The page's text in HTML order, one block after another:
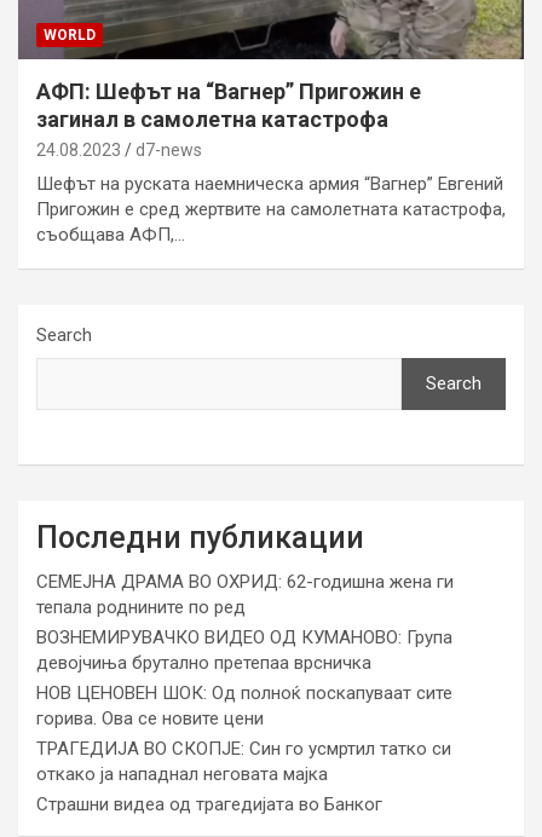
WORLD
АФП: Шефът на “Вагнер” Пригожин е
загинал в самолетна катастрофа
24.08.2023 d7-news
Шефът на руската наемническа армия “Вагнер” Евгений
Пригожин е сред жертвите на самолетната катастрофа,
съобщава АФП,…
Search
Search
Последни публикации
СЕМЕЈНА ДРАМА ВО ОХРИД: 62-годишна жена ги
тепала роднините по ред
ВОЗНЕМИРУВАЧКО ВИДЕО ОД КУМАНОВО: Група
девојчиња брутално претепаа врсничка
НОВ ЦЕНОВЕН ШОК: Од полноќ поскапуваат сите
горива. Ова се новите цени
ТРАГЕДИЈА ВО СКОПЈЕ: Син го усмртил татко си
откако ја нападнал неговата мајка
Страшни видеа од трагедијата во Банког